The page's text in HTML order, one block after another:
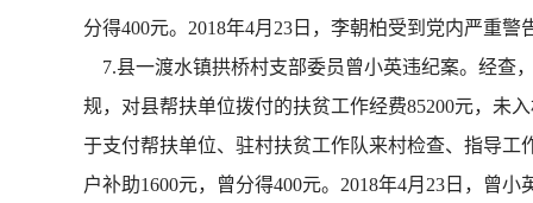
分得400元。2018年4月23日，李朝柏受到党内严重警
7.县一渡水镇拱桥村支部委员曾小英违纪案。经查
规，对县帮扶单位拨付的扶贫工作经费85200元，未
于支付帮扶单位、驻村扶贫工作队来村检查、指导
户补助1600元，曾分得400元。2018年4月23日，曾